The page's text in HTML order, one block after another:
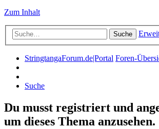
Zum Inhalt
Suche
StringtangaForum.de|Portal Foren-
Suche
Du musst registriert und
um dieses Thema anzusehen.